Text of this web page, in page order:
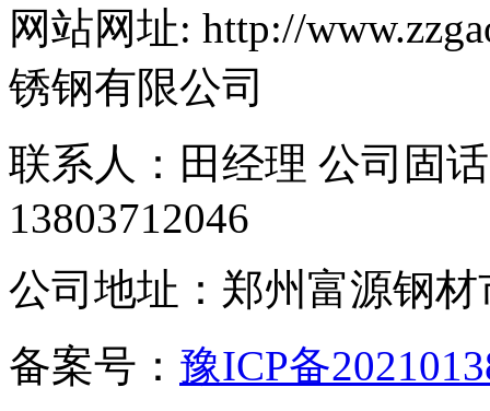
网站网址: http://
锈钢有限公司
联系人：田经理 公司固
13803712046
公司地址：郑州富源钢
备案号： 豫ICP备